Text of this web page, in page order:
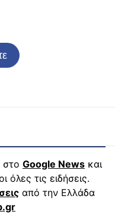
Google News και
όλες τις ειδήσεις.
από την Ελλάδα